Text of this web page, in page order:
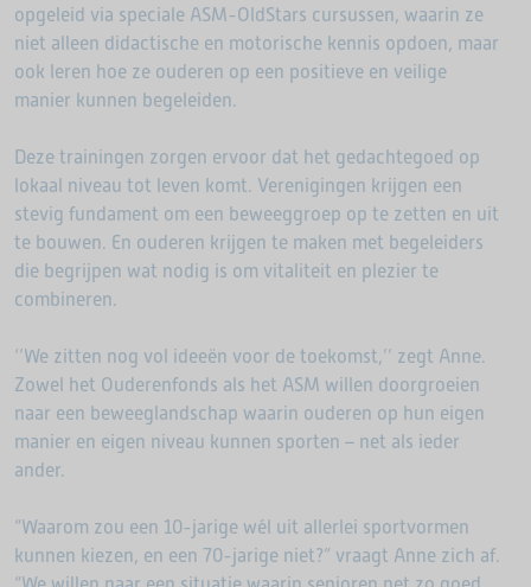
opgeleid via speciale ASM-OldStars cursussen, waarin ze
niet alleen didactische en motorische kennis opdoen, maar
ook leren hoe ze ouderen op een positieve en veilige
manier kunnen begeleiden.
Deze trainingen zorgen ervoor dat het gedachtegoed op
lokaal niveau tot leven komt. Verenigingen krijgen een
stevig fundament om een beweeggroep op te zetten en uit
te bouwen. En ouderen krijgen te maken met begeleiders
die begrijpen wat nodig is om vitaliteit en plezier te
combineren.
‘’We zitten nog vol ideeën voor de toekomst,’’ zegt Anne.
Zowel het Ouderenfonds als het ASM willen doorgroeien
naar een beweeglandschap waarin ouderen op hun eigen
manier en eigen niveau kunnen sporten – net als ieder
ander.
“Waarom zou een 10-jarige wél uit allerlei sportvormen
kunnen kiezen, en een 70-jarige niet?” vraagt Anne zich af.